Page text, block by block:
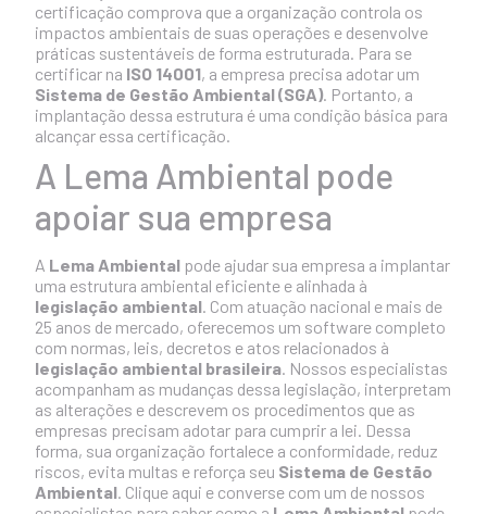
certificação comprova que a organização controla os
impactos ambientais de suas operações e desenvolve
práticas sustentáveis de forma estruturada. Para se
certificar na ISO 14001, a empresa precisa adotar um
Sistema de Gestão Ambiental (SGA). Portanto, a
implantação dessa estrutura é uma condição básica para
alcançar essa certificação.
A Lema Ambiental pode
apoiar sua empresa
A Lema Ambiental pode ajudar sua empresa a implantar
uma estrutura ambiental eficiente e alinhada à
legislação ambiental . Com atuação nacional e mais de
25 anos de mercado, oferecemos um software completo
com normas, leis, decretos e atos relacionados à
legislação ambiental brasileira . Nossos especialistas
acompanham as mudanças dessa legislação, interpretam
as alterações e descrevem os procedimentos que as
empresas precisam adotar para cumprir a lei. Dessa
forma, sua organização fortalece a conformidade, reduz
riscos, evita multas e reforça seu Sistema de Gestão
Ambiental Clique aqui e converse com um de nossos